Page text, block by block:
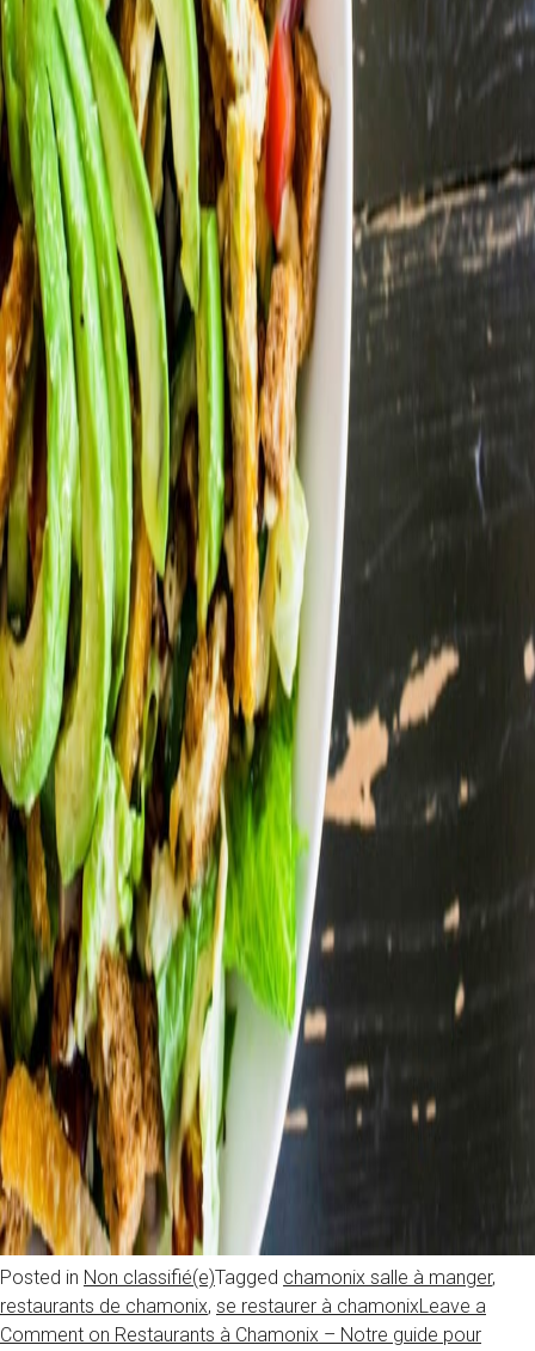
Posted in Non classifié(e)Tagged chamonix salle à manger,
restaurants de chamonix, se restaurer à chamonixLeave a
Comment on Restaurants à Chamonix – Notre guide pour